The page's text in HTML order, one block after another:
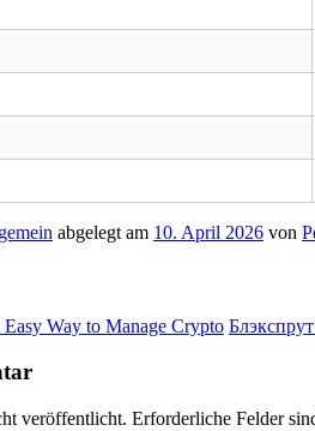
abgelegt am 10. April 2026 von
Way to Manage Crypto
veröffentlicht. Erforderliche Felder